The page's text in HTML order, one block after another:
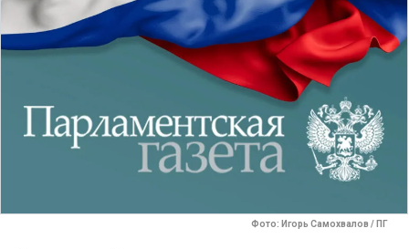
Фото: Игорь Самохвалов / ПГ